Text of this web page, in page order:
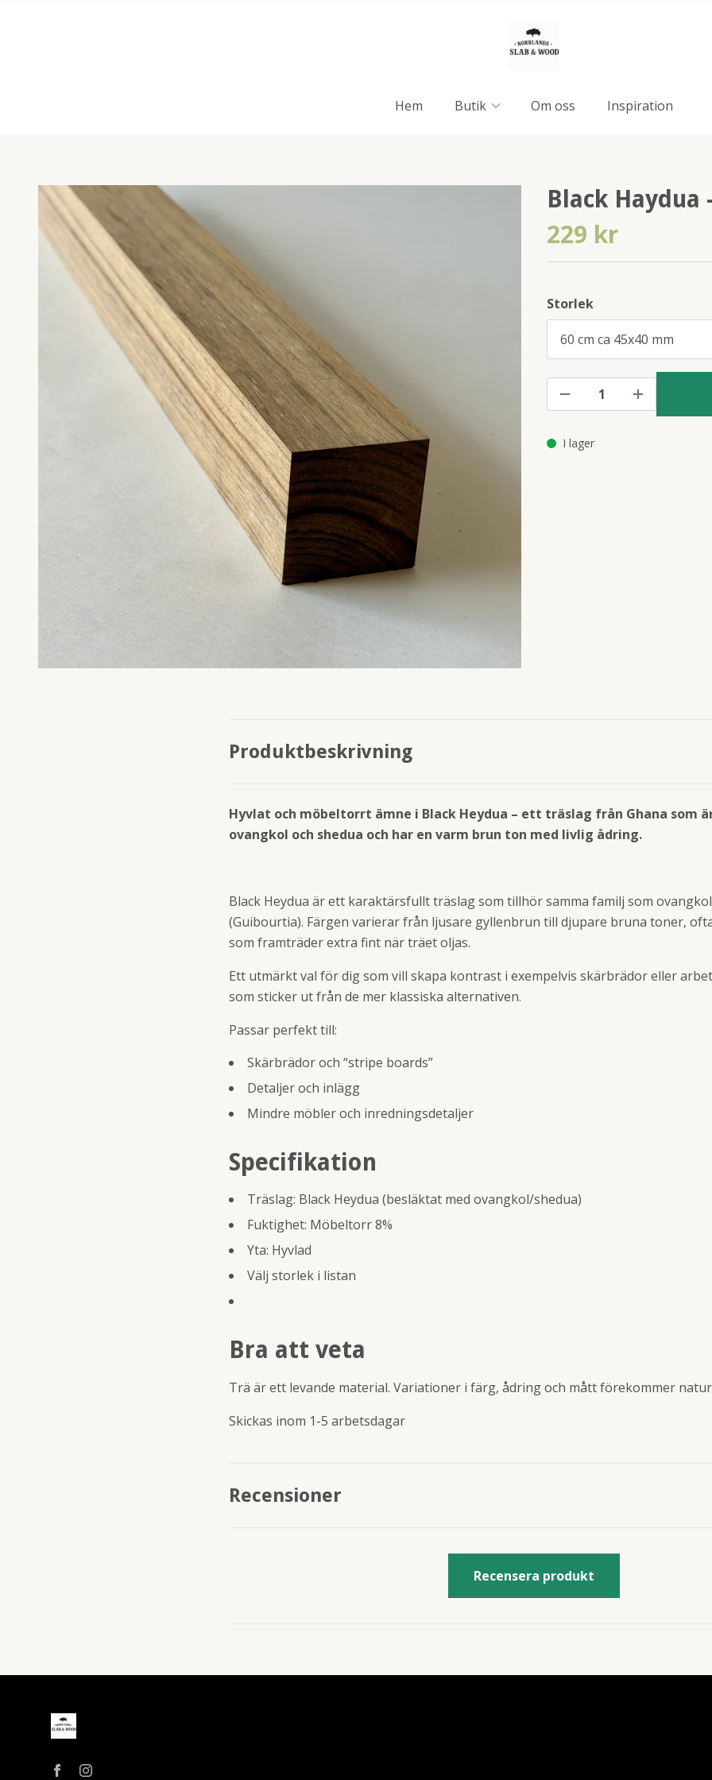
Hem Butik Om oss Inspiration
Black Haydua
229 kr
Storlek
I lager
Produktbeskrivning
Hyvlat och möbeltorrt ämne i Black Heydua – ett träslag från Ghana som
ovangkol och shedua och har en varm brun ton med livlig ådring.
Black Heydua är ett karaktärsfullt träslag som tillhör samma familj som
(Guibourtia). Färgen varierar från ljusare gyllenbrun till djupare bruna toner,
som framträder extra fint när träet oljas.
Ett utmärkt val för dig som vill skapa kontrast i exempelvis skärbrädor eller
som sticker ut från de mer klassiska alternativen.
Passar perfekt till:
Skärbrädor och “stripe boards”
Detaljer och inlägg
Mindre möbler och inredningsdetaljer
Specifikation
Träslag: Black Heydua (besläktat med ovangkol/shedua)
Fuktighet: Möbeltorr 8%
Yta: Hyvlad
Välj storlek i listan
Bra att veta
Trä är ett levande material. Variationer i färg, ådring och mått förekommer
Skickas inom 1-5 arbetsdagar
Recensioner
Recensera produkt